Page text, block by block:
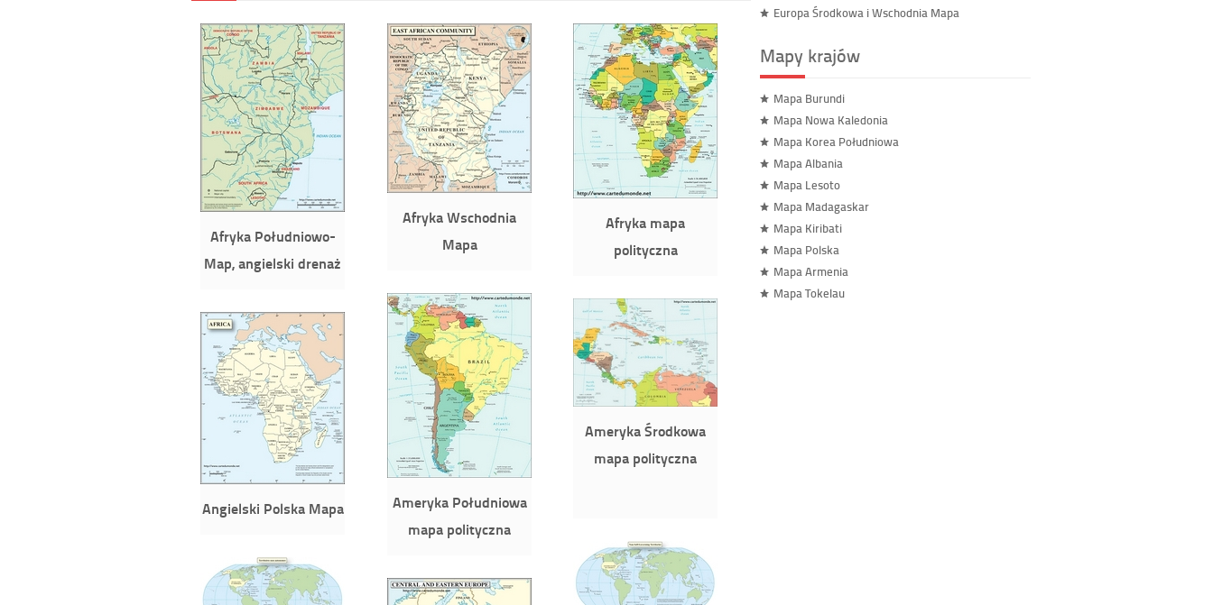
Afryka Południowo-
Map, angielski drenaż
Afryka Wschodnia
Mapa
Afryka mapa
polityczna
Ameryka Południowa
mapa polityczna
Ameryka Środkowa
mapa polityczna
Angielski Polska Mapa
Europa Środkowa i Wschodnia Mapa
Mapy krajów
Mapa Burundi
Mapa Nowa Kaledonia
Mapa Korea Południowa
Mapa Albania
Mapa Lesoto
Mapa Madagaskar
Mapa Kiribati
Mapa Polska
Mapa Armenia
Mapa Tokelau